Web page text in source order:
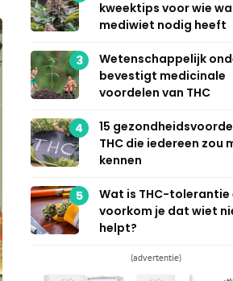
kweektips voor wie
mediwiet nodig heeft
3
Wetenschappelijk
bevestigt medicinale
voordelen van THC
4
15
THC die iedereen zou
kennen
5
Wat is THC-tolerantie
voorkom je dat wiet
helpt?
(advertentie)